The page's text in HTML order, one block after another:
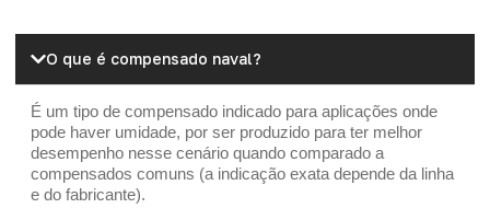
O que é compensado naval?
É um tipo de compensado indicado para aplicações onde
pode haver umidade, por ser produzido para ter melhor
desempenho nesse cenário quando comparado a
compensados comuns (a indicação exata depende da linha
e do fabricante).